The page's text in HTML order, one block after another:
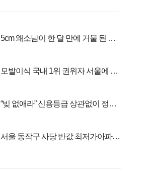
5cm 왜소남이 한 달 만에 거물 된 사
모발이식 국내 1위 권위자 서울에 있
“빚 없애라” 신용등급 상관없이 정부
서울 동작구 사당 반값 최저가아파트